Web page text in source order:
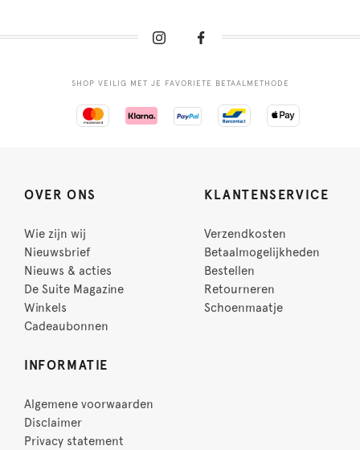
SHOP VEILIG MET JE FAVORIETE BETAALMETHODE
OVER ONS
Wie zijn wij
Nieuwsbrief
Nieuws & acties
De Suite Magazine
Winkels
Cadeaubonnen
KLANTENSERVICE
Verzendkosten
Betaalmogelijkheden
Bestellen
Retourneren
Schoenmaatje
INFORMATIE
Algemene voorwaarden
Disclaimer
Privacy statement